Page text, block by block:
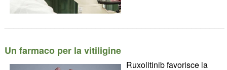
Un farmaco per la vitiligine
Ruxolitinib favorisce la